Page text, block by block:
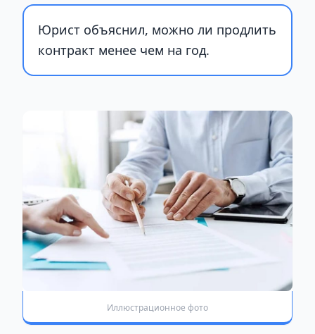
Юрист объяснил, можно ли продлить
контракт менее чем на год.
Иллюстрационное фото